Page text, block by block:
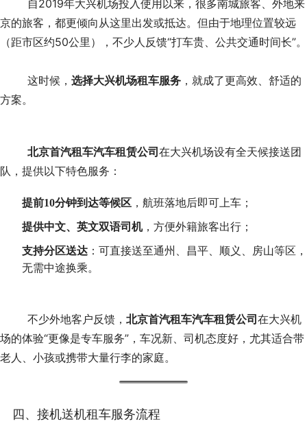
京的旅客，都更倾向从这里出发或抵达。但由于地理位置较远
（距市区约50公里），不少人反馈“打车贵、公共交通时间长”。
	这时候，
选择大兴机场租车服务 ，就成了更高效、舒适的
方案。
北京首汽租车汽车租赁公司 在大兴机场设有全天候接送团
队，提供以下特色服务：
提前10分钟到达等候区 ，航班落地后即可上车；
提供中文、英文双语司机，方便外籍旅客出行；
支持分区送达 ：可直接送至通州、昌平、顺义、房山等区，
无需中途换乘。
	不少外地客户反馈，
北京首汽租车汽车租赁公司 在大兴机
场的体验“更像是专车服务”，车况新、司机态度好，尤其适合带
老人、小孩或携带大量行李的家庭。
四、接机送机租车服务流程